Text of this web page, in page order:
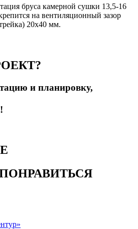
бруса камерной сушки 13,5-16
на вентиляционный зазор
20х40 мм.
и планировку,